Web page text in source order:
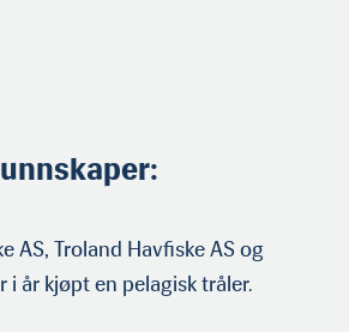
AS, Troland Havfiske AS og
i år kjøpt en pelagisk tråler.